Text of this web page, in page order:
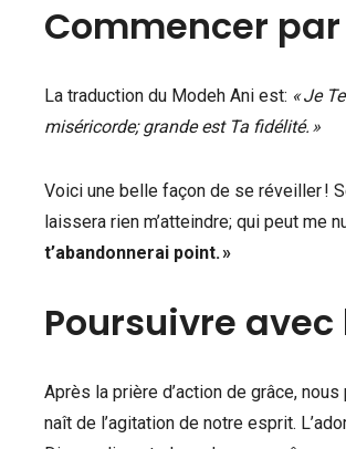
Commencer
La traduction du Modeh Ani est: « Je
miséricorde; grande est Ta fidélité. »
Voici une belle façon de se réveiller !
laissera rien m’atteindre; qui peut me
t’abandonnerai point. »
Poursuivre avec
Après la prière d’action de grâce,
naît de l’agitation de notre esprit.